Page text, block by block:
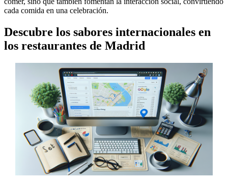
cada comida en una celebración.
Descubre los sabores internacionales en
los restaurantes de Madrid